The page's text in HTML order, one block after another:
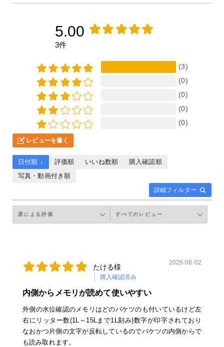
5.00
3件
(3)
(0)
(0)
(0)
(0)
レビューを書く
詳細フィルター
日付順 ↓ 評価順 いいね数順
購入確認順
写真・動画付き順
たける様
購入確認済み
2026-08-02
内側からメモリが読めて使いやすい
外側の水位確認のメモリはどのバケツのも付いているけど左
右にリッター数(1L～15Lまで1L刻み)数字が印字されており
なおかつ片側の文字が反転しているのでバケツの内側からで
も読み取れます。